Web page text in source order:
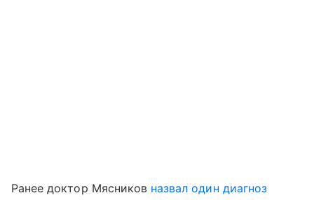
Ранее доктор Мясников назвал один диагноз